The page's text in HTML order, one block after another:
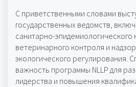
С приветственными словами
государственных ведомств,
санитарно-эпидемиологического
ветеринарного контроля и
экологического регулирования.
важность программы NLLP для
лидерства и повышения